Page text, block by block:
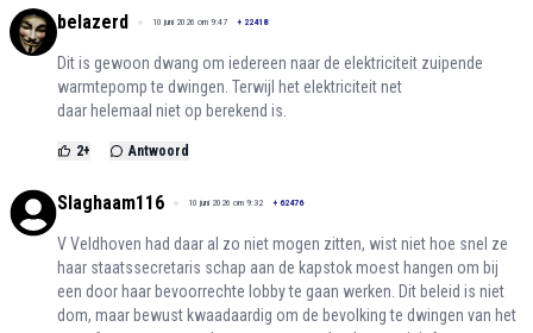
belazerd 10 juni 2026 om 9:47 + 22418
Dit is gewoon dwang om iedereen naar de elektriciteit zuipende
warmtepomp te dwingen. Terwijl het elektriciteit net
daar helemaal niet op berekend is.
2+ Antwoord
Slaghaam116 10 juni 2026 om 9:32 + 62476
V Veldhoven had daar al zo niet mogen zitten, wist niet hoe snel ze
haar staatssecretaris schap aan de kapstok moest hangen om bij
een door haar bevoorrechte lobby te gaan werken. Dit beleid is niet
dom, maar bewust kwaadaardig om de bevolking te dwingen van het